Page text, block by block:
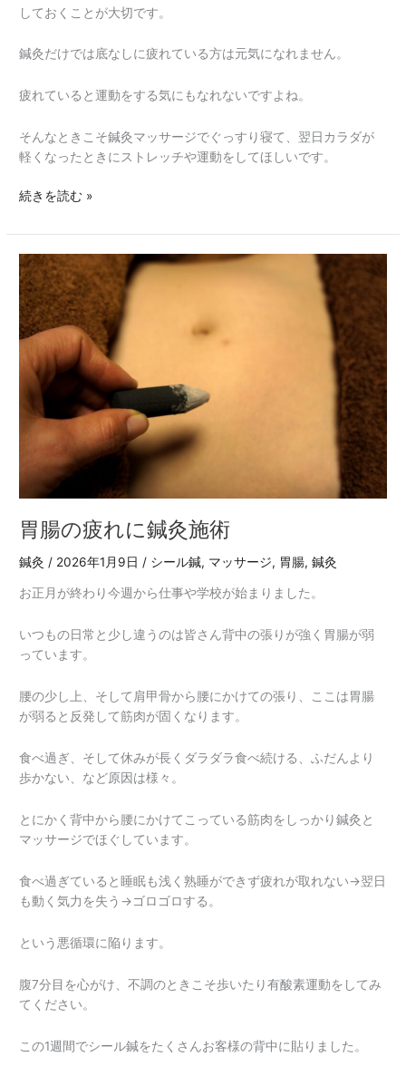
しておくことが大切です。
鍼灸だけでは底なしに疲れている方は元気になれません。
疲れていると運動をする気にもなれないですよね。
そんなときこそ鍼灸マッサージでぐっすり寝て、翌日カラダが
軽くなったときにストレッチや運動をしてほしいです。
続きを読む »
胃腸の疲れに鍼灸施術
鍼灸 / 2026年1月9日 / シール鍼, マッサージ, 胃腸,鍼灸
お正月が終わり今週から仕事や学校が始まりました。
いつもの日常と少し違うのは皆さん背中の張りが強く胃腸が弱
っています。
腰の少し上、そして肩甲骨から腰にかけての張り、ここは胃腸
が弱ると反発して筋肉が固くなります。
食べ過ぎ、そして休みが長くダラダラ食べ続ける、ふだんより
歩かない、など原因は様々。
とにかく背中から腰にかけてこっている筋肉をしっかり鍼灸と
マッサージでほぐしています。
食べ過ぎていると睡眠も浅く熟睡ができず疲れが取れない→翌日
も動く気力を失う→ゴロゴロする。
という悪循環に陥ります。
腹7分目を心がけ、不調のときこそ歩いたり有酸素運動をしてみ
てください。
この1週間でシール鍼をたくさんお客様の背中に貼りました。
胃
腸
の
疲
れ
に
鍼
灸
施